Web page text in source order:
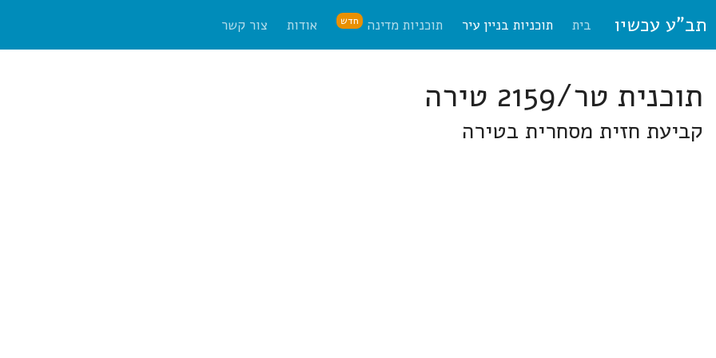
תב"ע עכשיו בית תוכניות בניין עיר תוכניות מדינה חדש אודות צור קשר
תוכנית טר/2159 טירה
קביעת חזית מסחרית בטירה